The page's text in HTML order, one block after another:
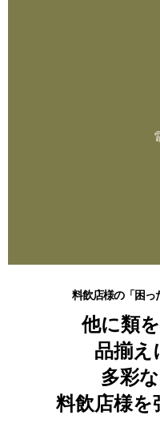
料飲店様の「困っ
他に類
品揃え
多彩
料飲店様を